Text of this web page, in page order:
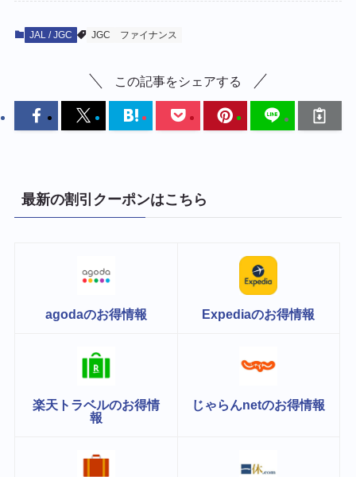
JAL / JGC JGC ファイナンス
この記事をシェアする
最新の割引クーポンはこちら
agodaのお得情報 Expediaのお得情報
楽天トラベルのお得情
報
じゃらんnetのお得情報